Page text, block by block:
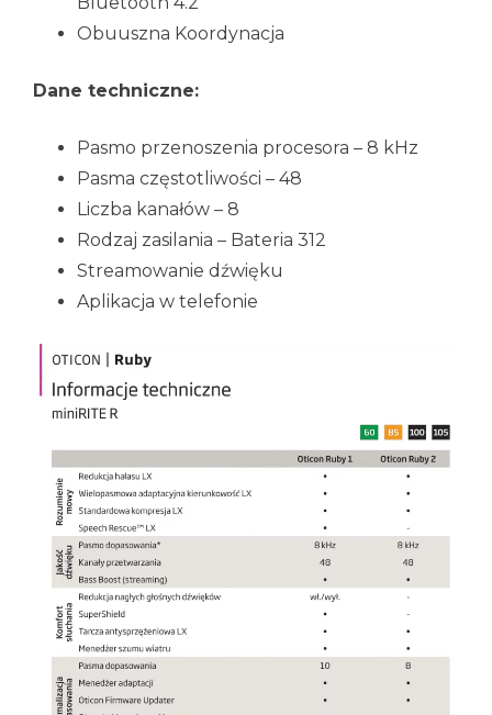
Obuuszna Koordynacja
Dane techniczne:
Pasmo przenoszenia procesora – 8 kHz
Pasma częstotliwości – 48
Liczba kanałów – 8
Rodzaj zasilania – Bateria 312
Streamowanie dźwięku
Aplikacja w telefonie